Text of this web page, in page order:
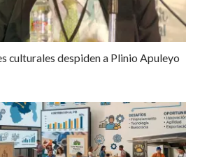
culturales despiden a Plinio Apuleyo